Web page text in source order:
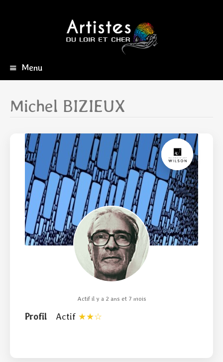
Menu
principal
Michel BIZIEUX
Actif il y a 2 ans et 7 mois
Profil Actif